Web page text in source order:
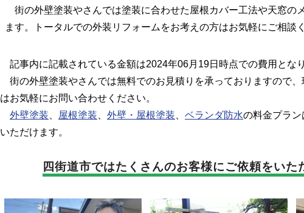
街の外壁塗装やさんでは塗装に合わせた屋根カバー工法や天窓の
ます。トータルでの外装リフォームをお考えの方はお気軽にご相談
記事内に記載されている金額は2024年06月19日時点での費用となり
街の外壁塗装やさんでは無料でのお見積りを承っておりますので
はお気軽にお問い合わせください。
外壁塗装
屋根塗装 外壁・屋根塗装 ベランダ防水の料金プラ
いただけます。
四街道市ではたくさんのお客様にご依頼をいた